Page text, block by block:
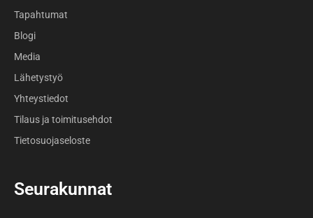
Tapahtumat
Blogi
Media
Lähetystyö
Yhteystiedot
Tilaus ja toimitusehdot
Tietosuojaseloste
Seurakunnat